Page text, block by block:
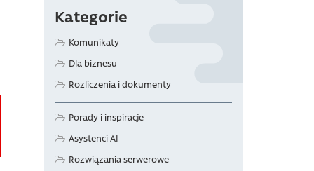
Kategorie
Komunikaty
Dla biznesu
Rozliczenia i dokumenty
Porady i inspiracje
Asystenci AI
Rozwiązania serwerowe